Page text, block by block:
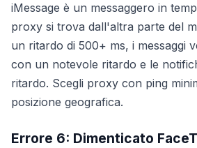
iMessage è un messaggero in
proxy si trova dall'altra parte del
un ritardo di 500+ ms, i messaggi
con un notevole ritardo e le
ritardo. Scegli proxy con ping
posizione geografica.
Errore 6: Dimenticato